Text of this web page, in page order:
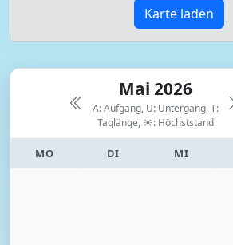
Karte laden
Mai 2026
A: Aufgang, U: Untergang, T:
Taglänge, ☀: Höchststand
MO DI MI